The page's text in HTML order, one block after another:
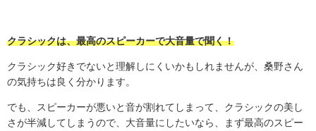
クラシックは、最高のスピーカーで大音量で聞く！
クラシック好きでないと理解しにくいかもしれませんが、桑野さん
の気持ちは良く分かります。
でも、スピーカーが悪いと音が割れてしまって、クラシックの美し
さが半減してしまうので、大音量にしたいなら、まず最高のスピー